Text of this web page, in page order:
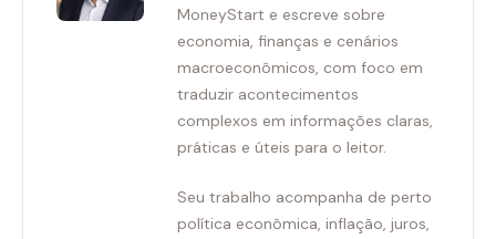
MoneyStart e escreve sobre
economia, finanças e cenários
macroeconômicos, com foco em
traduzir acontecimentos
complexos em informações claras,
práticas e úteis para o leitor.
Seu trabalho acompanha de perto
política econômica, inflação, juros,